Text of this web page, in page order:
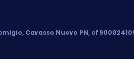
Cavasso Nuovo PN, cf